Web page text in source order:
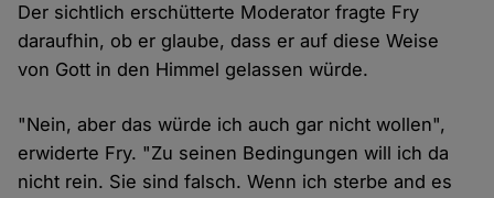
Der sichtlich erschütterte Moderator fragte Fry
daraufhin, ob er glaube, dass er auf diese Weise
von Gott in den Himmel gelassen würde.
"Nein, aber das würde ich auch gar nicht wollen",
erwiderte Fry. "Zu seinen Bedingungen will ich da
nicht rein. Sie sind falsch. Wenn ich sterbe and es